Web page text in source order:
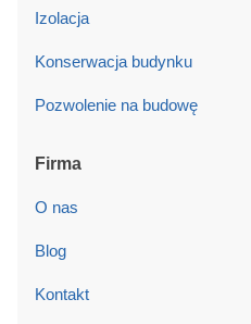
Izolacja
Konserwacja budynku
Pozwolenie na budowę
Firma
O nas
Blog
Kontakt